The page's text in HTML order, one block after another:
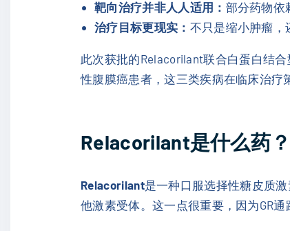
靶向治疗并非人人适用： 部分药物依
治疗目标更现实： 不只是缩小肿瘤，
此次获批的Relacorilant联合白蛋白结
性腹膜癌患者，这三类疾病在临床治疗
Relacorilant是什么药？
Relacorilant是一种口服选择性糖皮质
他激素受体。这一点很重要，因为GR